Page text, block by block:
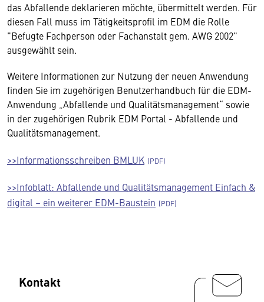
das Abfallende deklarieren möchte, übermittelt werden. Für
diesen Fall muss im Tätigkeitsprofil im EDM die Rolle
"Befugte Fachperson oder Fachanstalt gem. AWG 2002"
ausgewählt sein.
Weitere Informationen zur Nutzung der neuen Anwendung
finden Sie im zugehörigen Benutzerhandbuch für die EDM-
Anwendung „Abfallende und Qualitätsmanagement“ sowie
in der zugehörigen Rubrik EDM Portal - Abfallende und
Qualitätsmanagement.
>>Informationsschreiben BMLUK
>>Infoblatt: Abfallende und Qualitätsmanagement Einfach &
digital – ein weiterer EDM-Baustein
Kontakt